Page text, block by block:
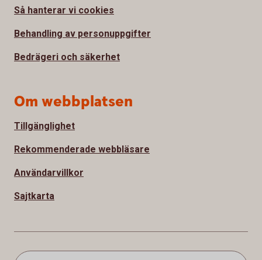
Så hanterar vi cookies
Behandling av personuppgifter
Bedrägeri och säkerhet
Om webbplatsen
Tillgänglighet
Rekommenderade webbläsare
Användarvillkor
Sajtkarta